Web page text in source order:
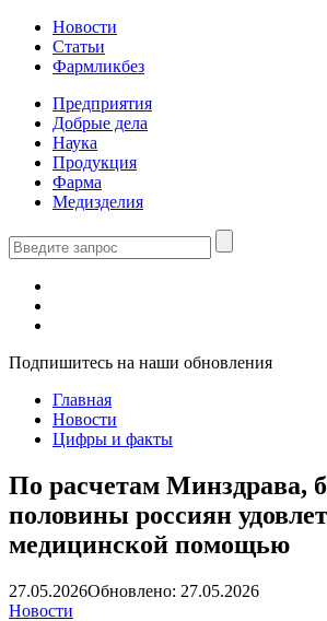
Новости
Статьи
Фармликбез
Предприятия
Добрые дела
Наука
Продукция
Фарма
Медизделия
Подпишитесь на наши обновления
Главная
Новости
Цифры и факты
По расчетам Минздрава,
половины россиян
медицинской помощью
27.05.2026Обновлено: 27.05.2026
Новости